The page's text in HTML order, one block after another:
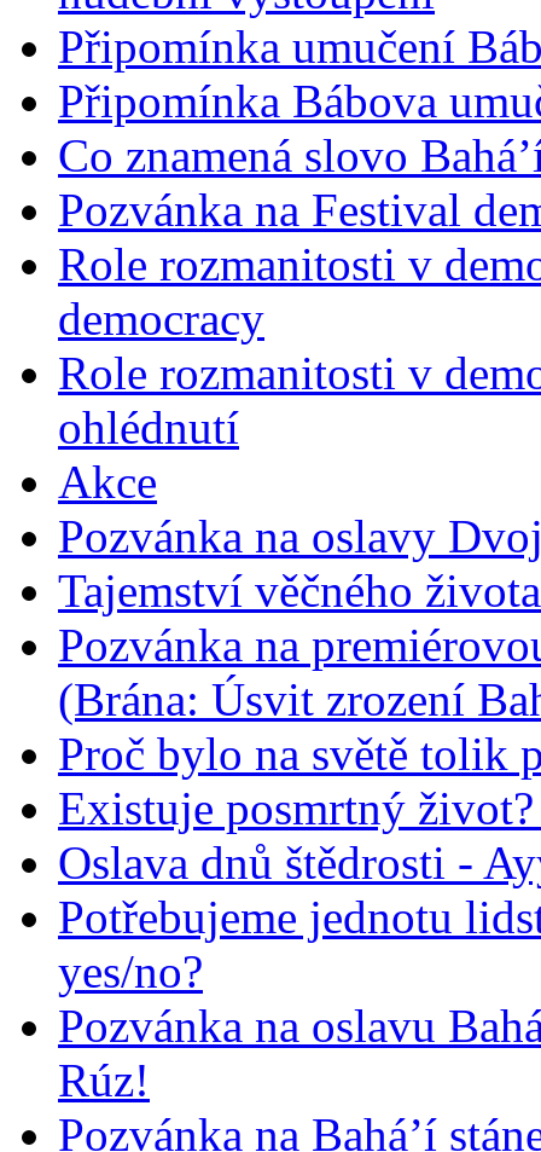
Připomínka umučení
Připomínka Bábova
Co znamená slovo
Pozvánka na Festival
Role rozmanitosti v
democracy
Role rozmanitosti v
ohlédnutí
Akce
Pozvánka na oslavy
Tajemství věčného života
Pozvánka na
(Brána: Úsvit zrození
Proč bylo na světě tolik
Existuje posmrtný
Oslava dnů štědrosti -
Potřebujeme jednotu
yes/no?
Pozvánka na oslavu
Rúz!
Pozvánka na Bahá’í